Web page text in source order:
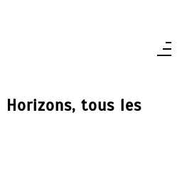
Horizons, tous les